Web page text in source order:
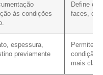
às condições
Define os
faces,
espessura,
previamente
Permite
condição
mais